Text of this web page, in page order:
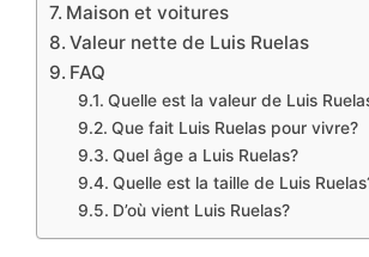
Maison et voitures
Valeur nette de Luis Ruelas
FAQ
Quelle est la valeur de Luis
Que fait Luis Ruelas pour vivre?
Quel âge a Luis Ruelas?
Quelle est la taille de Luis
D’où vient Luis Ruelas?